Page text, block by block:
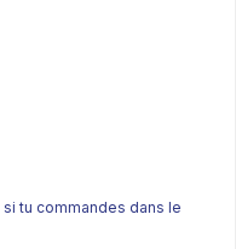
si tu commandes dans le